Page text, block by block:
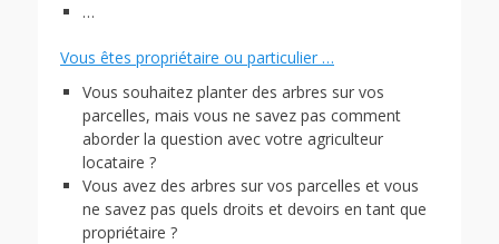
…
Vous êtes propriétaire ou particulier …
Vous souhaitez planter des arbres sur vos
parcelles, mais vous ne savez pas comment
aborder la question avec votre agriculteur
locataire ?
Vous avez des arbres sur vos parcelles et vous
ne savez pas quels droits et devoirs en tant que
propriétaire ?